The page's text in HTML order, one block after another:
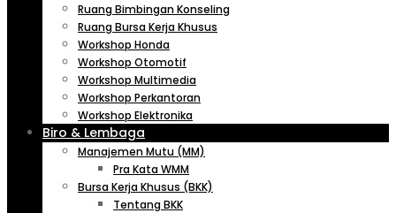
Ruang Bimbingan Konseling
Ruang Bursa Kerja Khusus
Workshop Honda
Workshop Otomotif
Workshop Multimedia
Workshop Perkantoran
Workshop Elektronika
Biro & Lembaga
Manajemen Mutu (MM)
Pra Kata WMM
Bursa Kerja Khusus (BKK)
Tentang BKK